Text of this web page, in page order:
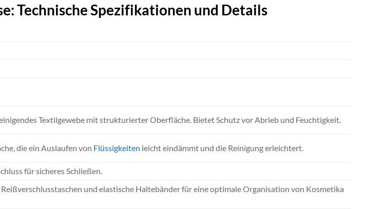
Technische Spezifikationen und Details
Textilgewebe mit strukturierter Oberfläche. Bietet Schutz vor Abrieb und Feuchtigkeit.
die ein Auslaufen von Flüssigkeiten leicht eindämmt und die Reinigung erleichtert.
für sicheres Schließen.
und elastische Haltebänder für eine optimale Organisation von Kosmetika